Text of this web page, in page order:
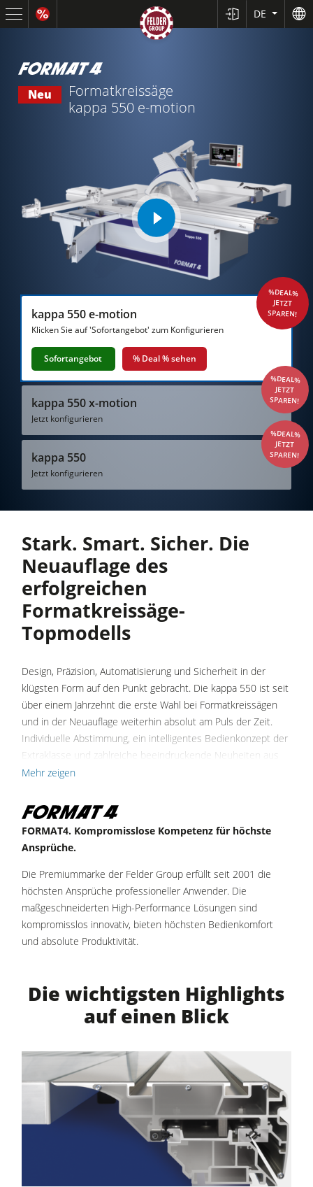
DE
Kreissägen und Formatkreissägen
Fräsmaschinen
Kombimaschinen
CNC-Bearbeitungszentren
Kantenanleimmaschinen
CNC Fenster- und Türenbearbeitung
Langband- & Kantenschleifmaschinen
Bürst- und Bürstschleifmaschinen
Bandsägen
Bohrmaschinen
Druckbalkensägen & Plattenaufteilsägen
Brikettierpressen
Heizplattenpressen & Vakuumpressen
Rohluftabsauggeräte
Reinluftabsauggeräte & Entstauber
Vorschubapparate
F4Solutions Software
Automatisierung & Materialhandling
Projektmanagement
Neu
Formatkreissäge
kappa 550 e-motion
kappa 550 e-motion
Klicken Sie auf 'Sofortangebot' zum Konfigurieren
Sofortangebot % Deal % sehen
%DEAL%
JETZT
SPAREN!
kappa 550 x-motion
Jetzt konfigurieren
%DEAL%
JETZT
SPAREN!
kappa 550
Jetzt konfigurieren
%DEAL%
JETZT
SPAREN!
Stark. Smart. Sicher. Die
Neuauflage des
erfolgreichen
Formatkreissäge-
Topmodells
Design, Präzision, Automatisierung und Sicherheit in der
klügsten Form auf den Punkt gebracht. Die kappa 550 ist seit
über einem Jahrzehnt die erste Wahl bei Formatkreissägen
und in der Neuauflage weiterhin absolut am Puls der Zeit.
Individuelle Abstimmung, ein intelligentes Bedienkonzept der
Extraklasse und zahlreiche beeindruckende Neuheiten aus
der Format4 Innovationsschmiede sorgen für maximale
Die Format4 kappa 550 überzeugt in der e-motion
Ausstattung unter anderem mit dem elektromotorisch
gesteuerten Parallelanschlag, unlimitierten
Schnittabfolgen in der smarten, hauseigenen Software.
Sämtliche Achsen der Maschine können ergonomisch und
intuitiv von der zentralen Bedieneinheit mit 15"-Touchscreen
angesteuert werden.
revolutionären Sicherheitseinrichtung PCS ®.
Mehr zeigen
FORMAT4. Kompromisslose Kompetenz für höchste
Ansprüche.
Die Premiummarke der Felder Group erfüllt seit 2001 die
höchsten Ansprüche professioneller Anwender. Die
maßgeschneiderten High-Performance Lösungen sind
kompromisslos innovativ, bieten höchsten Bedienkomfort
und absolute Produktivität.
Die wichtigsten Highlights
auf einen Blick